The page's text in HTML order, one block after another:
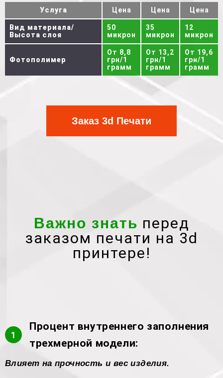
Услуга Цена Цена Цена
Вид материала/
Высота слоя
50
микрон
35
микрон
12
микрон
Фотополимер
От 8,8
грн/1
грамм
От 13,2
грн/1
грамм
От 19,6
грн/1
грамм
Заказ 3d Печати
Важно знать перед
заказом печати на 3d
принтере!
1
Процент внутреннего заполнения
трехмерной модели:
Влияет на прочность и вес изделия.